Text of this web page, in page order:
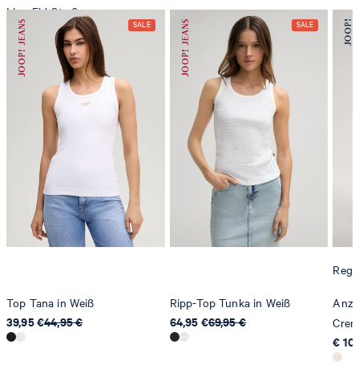
Line-Eid-Str. 6
78467 Konstanz
Deutschland
contact@strellson.com
Produzent
Strellson AG
Sonnenwiesenstrasse 21
8280 Kreuzlingen
Schweiz
Top Tana in Weiß
39,95 €44,95 €
Ripp-Top Tunka in Weiß
64,95 €69,95 €
€